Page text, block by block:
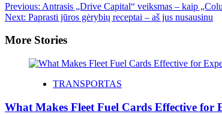
Previous: Antrasis „Drive Capital“ veiksmas – kaip
Next: Paprasti jūros gėrybių receptai – aš jus nusausinu
More Stories
TRANSPORTAS
What Makes Fleet Fuel Cards Effective for